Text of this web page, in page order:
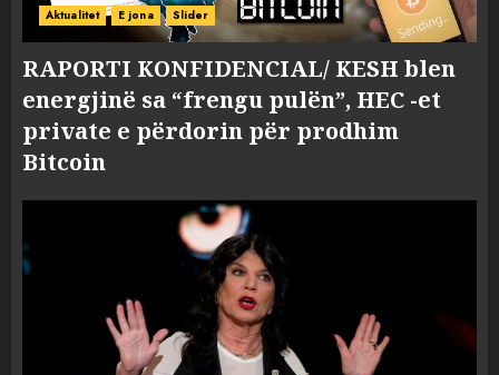
Aktualitet E jona Slider
RAPORTI KONFIDENCIAL/ KESH blen
energjinë sa “frengu pulën”, HEC -et
private e përdorin për prodhim
Bitcoin